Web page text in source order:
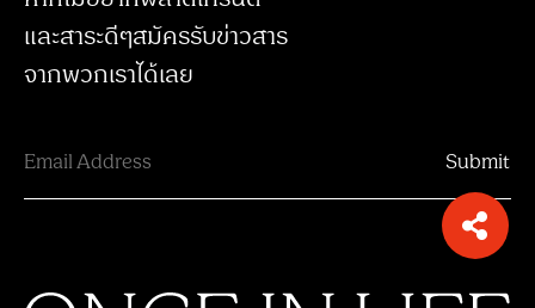
และสาระดีๆสมัครรับข่าวสาร
จากพวกเราได้เลย